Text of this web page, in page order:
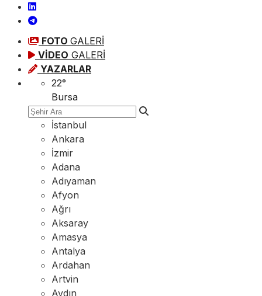
FOTO GALERİ
VİDEO GALERİ
YAZARLAR
22°
Bursa
İstanbul
Ankara
İzmir
Adana
Adıyaman
Afyon
Ağrı
Aksaray
Amasya
Antalya
Ardahan
Artvin
Aydın